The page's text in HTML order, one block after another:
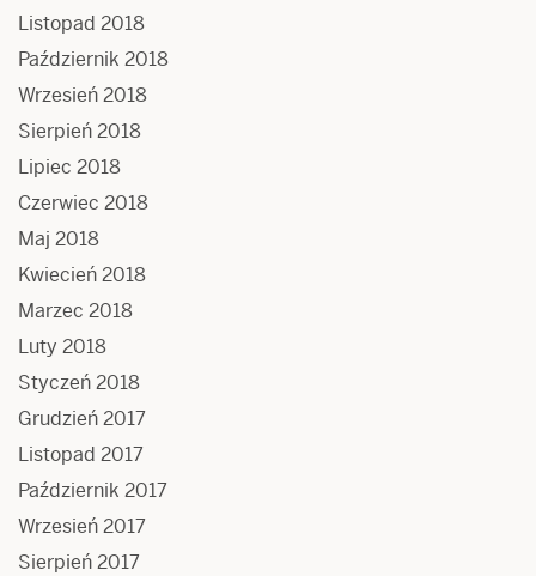
Listopad 2018
Październik 2018
Wrzesień 2018
Sierpień 2018
Lipiec 2018
Czerwiec 2018
Maj 2018
Kwiecień 2018
Marzec 2018
Luty 2018
Styczeń 2018
Grudzień 2017
Listopad 2017
Październik 2017
Wrzesień 2017
Sierpień 2017